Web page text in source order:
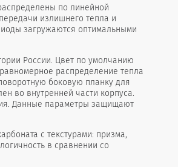
по линейной
излишнего тепла и
загружаются оптимальными
России. Цвет по умолчанию
распределение тепла
боковую планку для
во внутренней части корпуса.
Данные параметры защищают
с текстурами: призма,
в сравнении со